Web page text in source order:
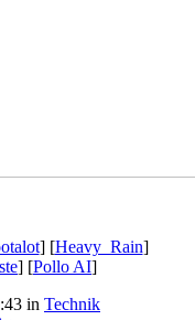
] [Heavy_Rain]
] [Pollo AI]
in Technik